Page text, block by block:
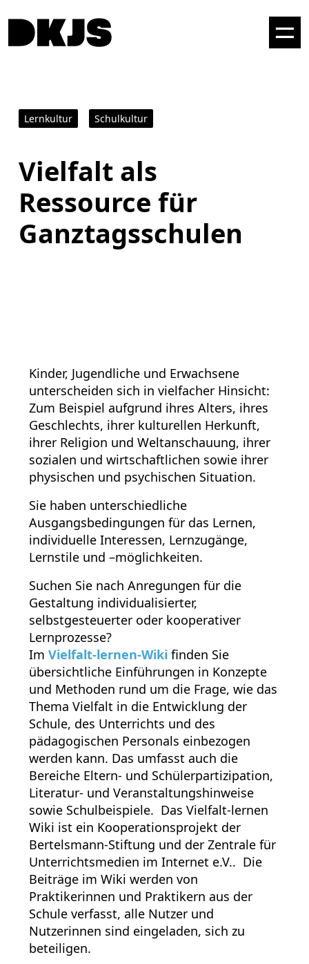
Lernkultur Schulkultur
Vielfalt als
Ressource für
Ganztagsschulen
Kinder, Jugendliche und Erwachsene
unterscheiden sich in vielfacher Hinsicht:
Zum Beispiel aufgrund ihres Alters, ihres
Geschlechts, ihrer kulturellen Herkunft,
ihrer Religion und Weltanschauung, ihrer
sozialen und wirtschaftlichen sowie ihrer
physischen und psychischen Situation.
Sie haben unterschiedliche
Ausgangsbedingungen für das Lernen,
individuelle Interessen, Lernzugänge,
Lernstile und –möglichkeiten.
Suchen Sie nach Anregungen für die
Gestaltung individualisierter,
selbstgesteuerter oder kooperativer
Lernprozesse?
Im Vielfalt-lernen-Wiki finden Sie
übersichtliche Einführungen in Konzepte
und Methoden rund um die Frage, wie das
Thema Vielfalt in die Entwicklung der
Schule, des Unterrichts und des
pädagogischen Personals einbezogen
werden kann. Das umfasst auch die
Bereiche Eltern- und Schülerpartizipation,
Literatur- und Veranstaltungshinweise
sowie Schulbeispiele. Das Vielfalt-lernen
Wiki ist ein Kooperationsprojekt der
Bertelsmann-Stiftung und der Zentrale für
Unterrichtsmedien im Internet e.V.. Die
Beiträge im Wiki werden von
Praktikerinnen und Praktikern aus der
Schule verfasst, alle Nutzer und
Nutzerinnen sind eingeladen, sich zu
beteiligen.